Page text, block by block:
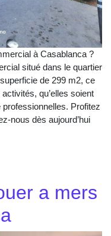
à Casablanca ?
situé dans le quartier
de 299 m2, ce
qu’elles soient
Profitez
nous dès aujourd’hui
a mers